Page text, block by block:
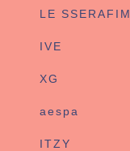
LE SSERAFIM
IVE
XG
aespa
ITZY